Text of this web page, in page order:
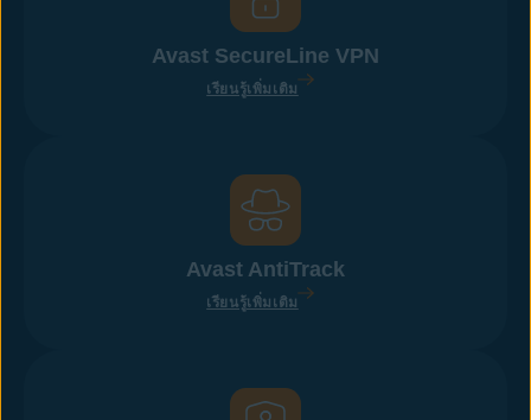
Avast SecureLine VPN
เรียนรู้เพิ่มเติม
Avast AntiTrack
เรียนรู้เพิ่มเติม